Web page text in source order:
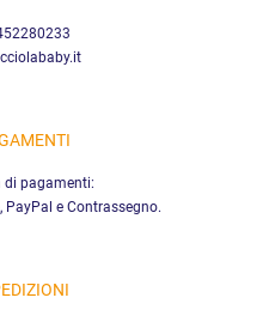
pagamenti:
PayPal e Contrassegno.